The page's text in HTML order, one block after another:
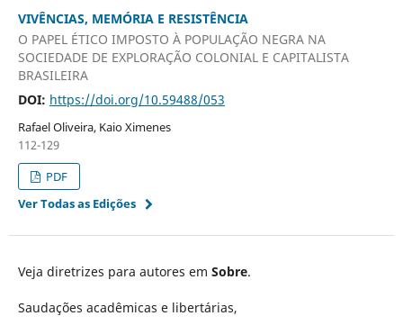
VIVÊNCIAS, MEMÓRIA E RESISTÊNCIA
O PAPEL ÉTICO IMPOSTO À POPULAÇÃO NEGRA NA
SOCIEDADE DE EXPLORAÇÃO COLONIAL E CAPITALISTA
BRASILEIRA
DOI: https://doi.org/10.59488/053
Rafael Oliveira, Kaio Ximenes
112-129
PDF
Ver Todas as Edições
Veja diretrizes para autores em Sobre.
Saudações acadêmicas e libertárias,